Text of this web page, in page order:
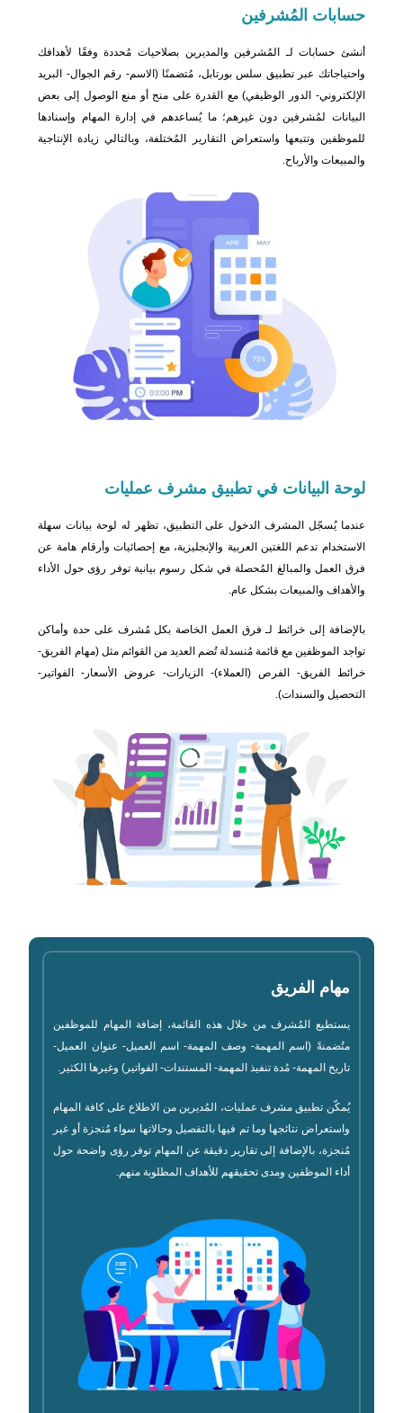
حسابات المُشرفين
أنشئ حسابات لـ المُشرفين والمديرين بصلاحيات مُحددة وفقًا لأهدافك
واحتياجاتك عبر تطبيق سلس بورتابل، مُتضمنًا (الاسم- رقم الجوال- البريد
الإلكتروني- الدور الوظيفي) مع القدرة على منح أو منع الوصول إلى بعض
البيانات لمُشرفين دون غيرهم؛ ما يُساعدهم في إدارة المهام وإسنادها
للموظفين وتتبعها واستعراض التقارير المُختلفة، وبالتالي زيادة الإنتاجية
والمبيعات والأرباح.
لوحة البيانات في تطبيق مشرف عمليات
عندما يُسجّل المشرف الدخول على التطبيق، تظهر له لوحة بيانات سهلة
الاستخدام تدعم اللغتين العربية والإنجليزية، مع إحصائيات وأرقام هامة عن
فرق العمل والمبالغ المُحصلة في شكل رسوم بيانية توفر رؤى حول الأداء
والأهداف والمبيعات بشكل عام.
بالإضافة إلى خرائط لـ فرق العمل الخاصة بكل مُشرف على حدة وأماكن
تواجد الموظفين مع قائمة مُنسدلة تُضم العديد من القوائم مثل (مهام الفريق-
خرائط الفريق- الفرص (العملاء)- الزيارات- عروض الأسعار- الفواتير-
التحصيل والسندات).
مهام الفريق
يستطيع المُشرف من خلال هذه القائمة، إضافة المهام للموظفين
متُضمنةً (اسم المهمة- وصف المهمة- اسم العميل- عنوان العميل-
تاريخ المهمة- مُدة تنفيذ المهمة- المستندات- الفواتير) وغيرها الكثير.
يُمكّن تطبيق مشرف عمليات، المُديرين من الاطلاع على كافة المهام
واستعراض نتائجها وما تم فيها بالتفصيل وحالاتها سواء مُنجزة أو غير
مُنجزة، بالإضافة إلى تقارير دقيقة عن المهام توفر رؤى واضحة حول
أداء الموظفين ومدى تحقيقهم للأهداف المطلوبة منهم.